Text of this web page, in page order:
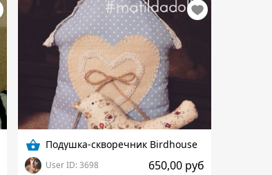
Подушка-скворечник Birdhouse
User ID: 3698 650,00 руб